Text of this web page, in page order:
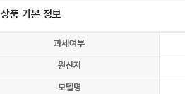
상품 기본 정보
과세여부
원산지
모델명